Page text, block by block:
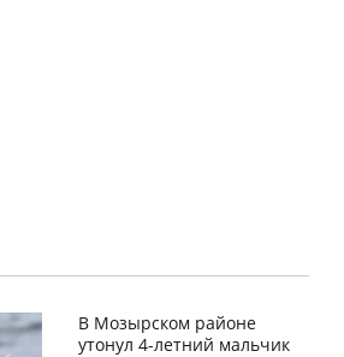
В Мозырском районе
утонул 4-летний мальчик